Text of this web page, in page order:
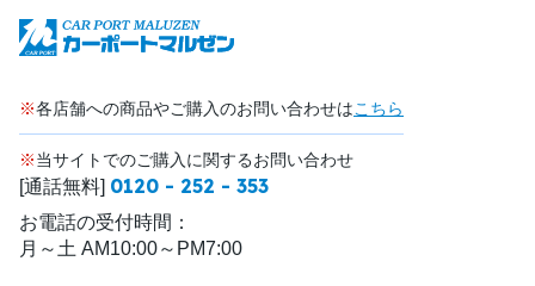
※各店舗への商品やご購入のお問い合わせはこちら
※当サイトでのご購入に関するお問い合わせ
[通話無料] 0120 - 252 - 353
お電話の受付時間：
月～土 AM10:00～PM7:00